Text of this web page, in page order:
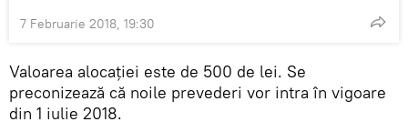
7 Februarie 2018, 19:30
Valoarea alocației este de 500 de lei. Se
preconizează că noile prevederi vor intra în vigoare
din 1 iulie 2018.